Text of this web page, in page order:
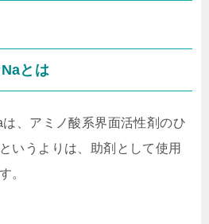
とは
、アミノ酸系界面活性剤のひ
いうよりは、助剤として使用
。